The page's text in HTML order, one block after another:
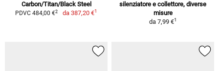
Carbon/Titan/Black Steel
PDVC 484,00 €2 da 387,20 €1
silenziatore e collettore, diverse
misure
da 7,99 €1